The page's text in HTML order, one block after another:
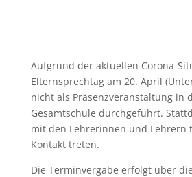
Aufgrund der aktuellen Corona-
Elternsprechtag am 20. April
nicht als Präsenzveranstaltung in
Gesamtschule durchgeführt.
mit den Lehrerinnen und Lehrern
Kontakt treten.
Die Terminvergabe erfolgt über die